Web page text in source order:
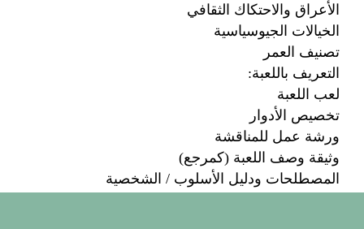
الأعراق والاحتكاك الثقافي
الخيالات الجيوسياسية
تصنيف العمر
التعريف باللعبة:
لعب اللعبة
تخصيص الأدوار
ورشة عمل للمناقشة
وثيقة وصف اللعبة (كمرجع)
المصطلحات ودليل الأسلوب / الشخصية